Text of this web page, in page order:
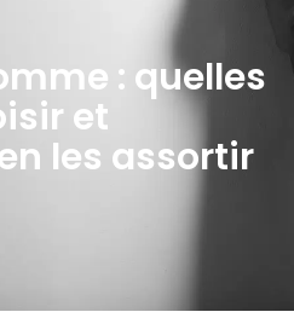
: quelles
et
les assortir